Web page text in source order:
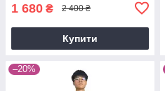
1 680 ₴ 2 400 ₴
Купити
–20%